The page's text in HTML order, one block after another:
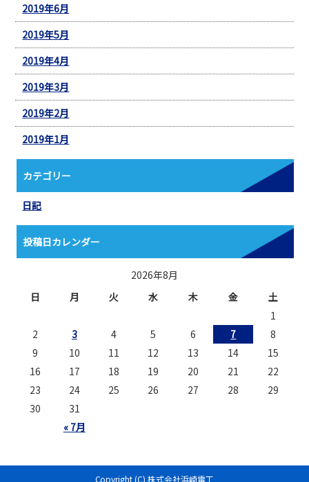
2019年6月
2019年5月
2019年4月
2019年3月
2019年2月
2019年1月
カテゴリー
日記
投稿日カレンダー
2026年8月
日
月 火 水 木 金 土
« 7月
1
2
3 4 5 6 7
8
9
10 11 12 13 14
15
16
17 18 19 20 21
22
23
24 25 26 27 28
29
30
31
Copyright (C) 株式会社浜崎電工